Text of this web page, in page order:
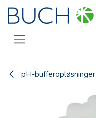
Gå til indhold
pH-bufferopløsninger